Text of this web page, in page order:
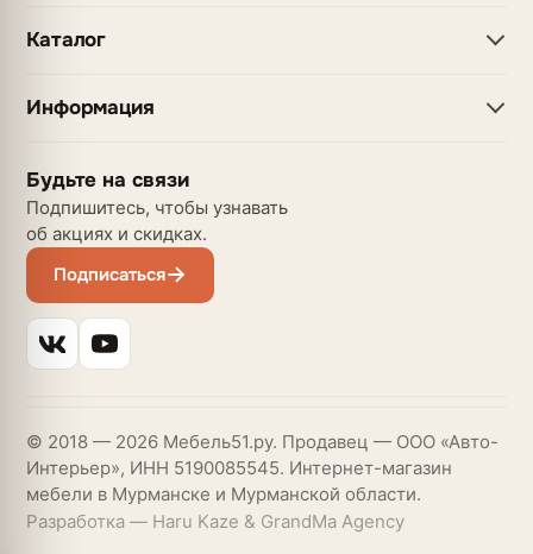
Каталог
Информация
Будьте на связи
Подпишитесь, чтобы узнавать
об акциях и скидках.
Подписаться
© 2018 — 2026 Мебель51.ру. Продавец — ООО «Авто-
Интерьер», ИНН 5190085545. Интернет-магазин
мебели в Мурманске и Мурманской области.
Разработка — Haru Kaze & GrandMa Agency